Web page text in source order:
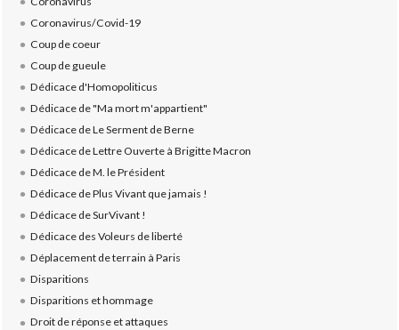
Coronavirus/Covid-19
Coup de coeur
Coup de gueule
Dédicace d'Homopoliticus
Dédicace de "Ma mort m'appartient"
Dédicace de Le Serment de Berne
Dédicace de Lettre Ouverte à Brigitte Macron
Dédicace de M. le Président
Dédicace de Plus Vivant que jamais !
Dédicace de SurVivant !
Dédicace des Voleurs de liberté
Déplacement de terrain à Paris
Disparitions
Disparitions et hommage
Droit de réponse et attaques